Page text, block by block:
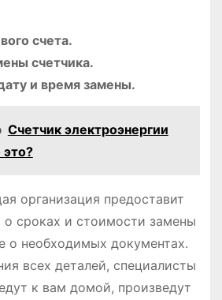
счета.
счетчика.
и время замены.
Счетчик электроэнергии
это?
организация предоставит
сроках и стоимости замены
о необходимых документах.
всех деталей, специалисты
к вам домой, произведут